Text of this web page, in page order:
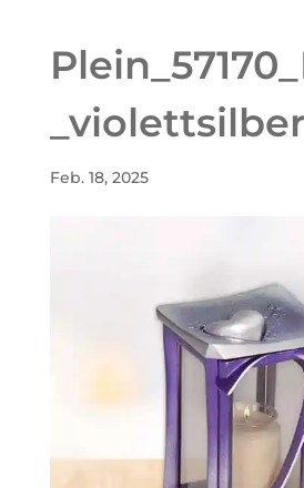
_violettsilber
Feb. 18, 2025